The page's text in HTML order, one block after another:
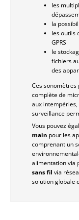
les
la
les outils
GPRS
le
fichiers
des
Ces sonomètres
complète de
aux
surveillance
Vous pouvez
main pour les
comprenant un
alimentation via
sans fil via
solution globale